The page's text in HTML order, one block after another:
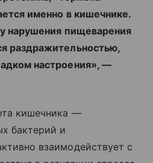
именно в кишечнике.
нарушения пищеварения
раздражительностью,
настроения», —
кишечника —
бактерий и
взаимодействует с